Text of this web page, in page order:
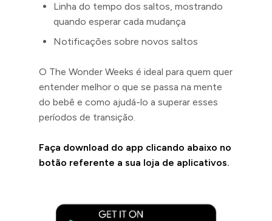
Linha do tempo dos saltos, mostrando
quando esperar cada mudança
Notificações sobre novos saltos
O The Wonder Weeks é ideal para quem quer
entender melhor o que se passa na mente
do bebê e como ajudá-lo a superar esses
períodos de transição.
Faça download do app clicando abaixo no
botão referente a sua loja de aplicativos.